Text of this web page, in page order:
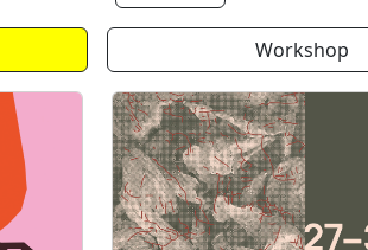
Workshop